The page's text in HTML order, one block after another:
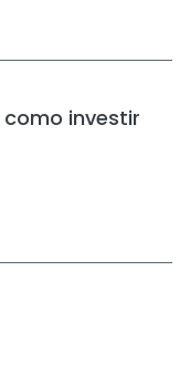
como investir